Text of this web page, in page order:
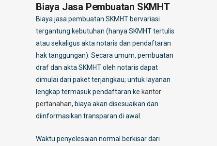
Biaya Jasa Pembuatan SKMHT
Biaya jasa pembuatan SKMHT bervariasi
tergantung kebutuhan (hanya SKMHT tertulis
atau sekaligus akta notaris dan pendaftaran
hak tanggungan). Secara umum, pembuatan
draf dan akta SKMHT oleh notaris dapat
dimulai dari paket terjangkau; untuk layanan
lengkap termasuk pendaftaran ke kantor
pertanahan, biaya akan disesuaikan dan
diinformasikan transparan di awal.
Waktu penyelesaian normal berkisar dari